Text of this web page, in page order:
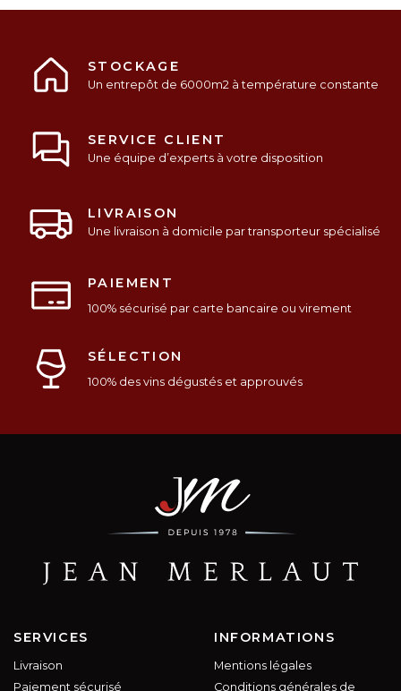
STOCKAGE
Un entrepôt de 6000m2 à température constante
SERVICE CLIENT
Une équipe d’experts à votre disposition
LIVRAISON
Une livraison à domicile par transporteur spécialisé
PAIEMENT
100% sécurisé par carte bancaire ou virement
SÉLECTION
100% des vins dégustés et approuvés
SERVICES
Livraison
Paiement sécurisé
INFORMATIONS
Mentions légales
Conditions générales de